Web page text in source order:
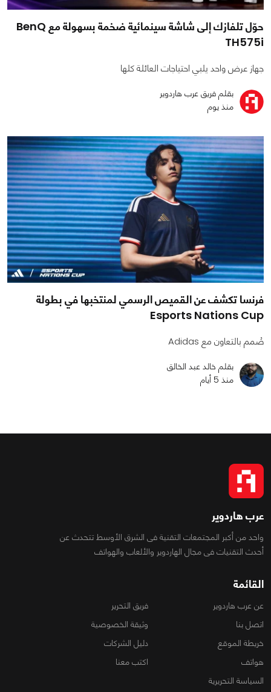
حوّل تلفازك إلى شاشة سينمائية ضخمة بسهولة مع BenQ
TH575i
جهاز عرض واحد يلبي احتياجات العائلة كلها
بقلم فريق عرب هاردوير
منذ يوم
فرنسا تكشف عن القميص الرسمي لمنتخبها في بطولة
Esports Nations Cup
صُمم بالتعاون مع Adidas
بقلم خالد عبد الخالق
منذ 5 أيام
عرب هاردوير
واحد من أكبر المجتمعات التقنية فى الشرق الأوسط تتحدث عن
أحدث التقنيات فى مجال الهاردوير والألعاب والهواتف
القائمة
عن عرب هاردوير
فريق التحرير
اتصل بنا
وثيقة الخصوصية
خريطة الموقع
دليل الشركات
هواتف
اكتب معنا
السياسة التحريرية